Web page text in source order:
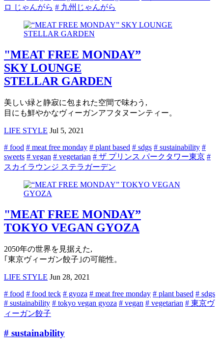
ロ じゃんがら # 九州じゃんがら
"MEAT FREE MONDAY”
SKY LOUNGE
STELLAR GARDEN
美しい緑と静寂に包まれた空間で味わう,
目にも鮮やかなヴィーガンアフタヌーンティー。
LIFE STYLE Jul 5, 2021
# food # meat free monday # plant based # sdgs # sustainability #
sweets # vegan # vegetarian # ザ プリンス パークタワー東京 #
スカイラウンジ ステラガーデン
"MEAT FREE MONDAY”
TOKYO VEGAN GYOZA
2050年の世界を見据えた,
｢東京ヴィーガン餃子｣の可能性。
LIFE STYLE Jun 28, 2021
# food # food teck # gyoza # meat free monday # plant based # sdgs
# sustainability # tokyo vegan gyoza # vegan # vegetarian # 東京ヴ
ィーガン餃子
# sustainability